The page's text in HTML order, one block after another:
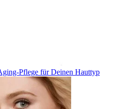
Pflege für Deinen Hauttyp